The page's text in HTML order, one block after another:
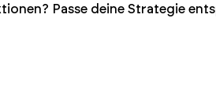
Passe deine Strategie